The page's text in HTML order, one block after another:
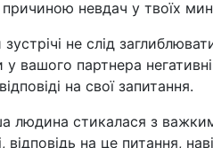
невдач у твоїх
не слід
у вашого партнера
на свої запитання.
людина стикалася з
відповідь на це питання,